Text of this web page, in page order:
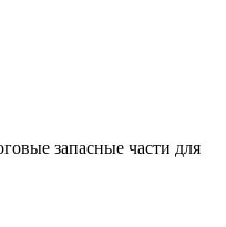
запасные части для